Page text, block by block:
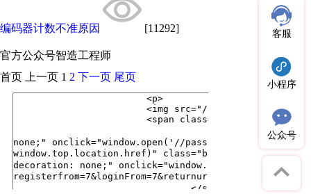
编码器计数不准原因 [11292]
官方公众号智造工程师
客服
小程序
公众号
首页 上一页 1 2 下一页 尾页